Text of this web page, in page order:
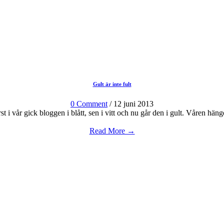
Gult är inte fult
0 Comment / 12 juni 2013
i vår gick bloggen i blått, sen i vitt och nu går den i gult. Våren
Read More →